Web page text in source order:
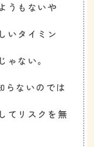
うもないや
いタイミン
ない。
らないのでは
てリスクを無